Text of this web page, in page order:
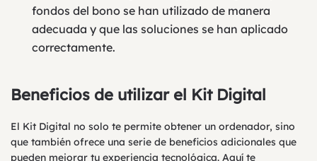
fondos del bono se han utilizado de manera
adecuada y que las soluciones se han aplicado
correctamente.
Beneficios de utilizar el Kit Digital
El Kit Digital no solo te permite obtener un ordenador, sino
que también ofrece una serie de beneficios adicionales que
pueden mejorar tu experiencia tecnológica. Aquí te